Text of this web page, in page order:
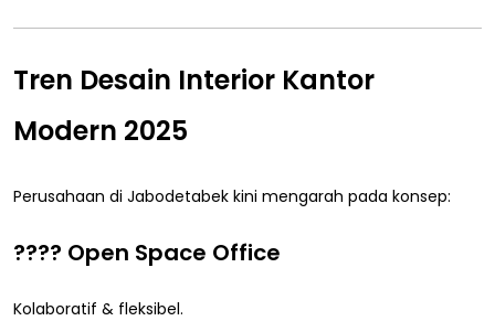
Tren Desain Interior Kantor
Modern 2025
Perusahaan di Jabodetabek kini mengarah pada konsep:
???? Open Space Office
Kolaboratif & fleksibel.